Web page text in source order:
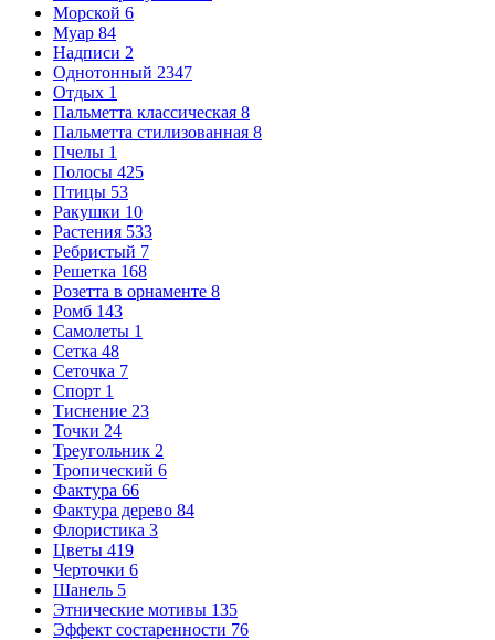
Морской 6
Муар 84
Надписи 2
Однотонный 2347
Отдых 1
Пальметта классическая 8
Пальметта стилизованная 8
Пчелы 1
Полосы 425
Птицы 53
Ракушки 10
Растения 533
Ребристый 7
Решетка 168
Розетта в орнаменте 8
Ромб 143
Самолеты 1
Сетка 48
Сеточка 7
Спорт 1
Тиснение 23
Точки 24
Треугольник 2
Тропический 6
Фактура 66
Фактура дерево 84
Флористика 3
Цветы 419
Черточки 6
Шанель 5
Этнические мотивы 135
Эффект состаренности 76